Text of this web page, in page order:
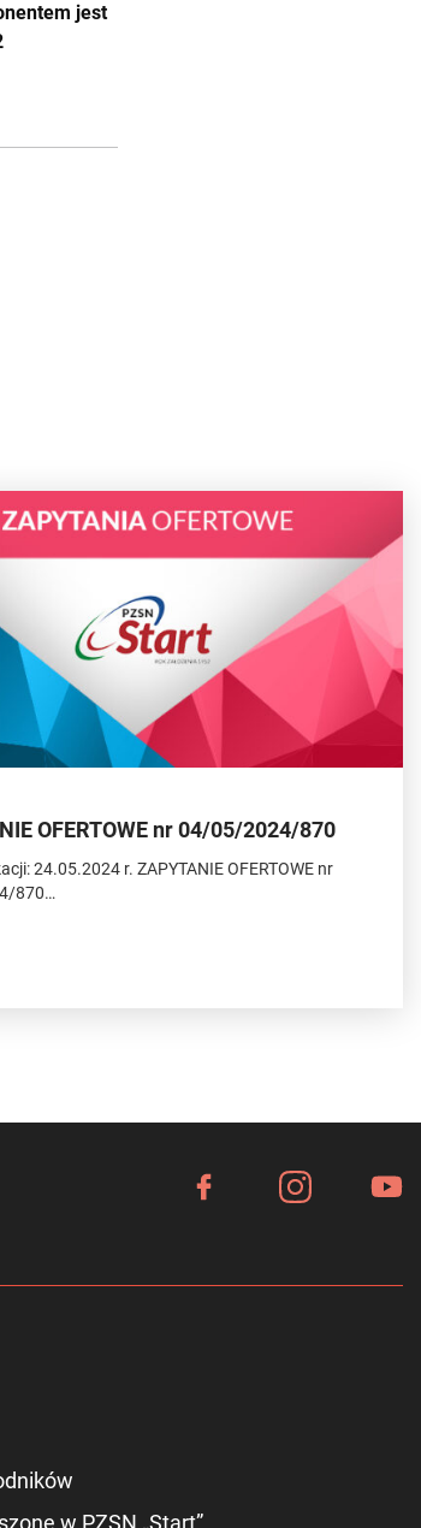
jest
OFERTOWE nr 04/05/2024/870
24.05.2024 r. ZAPYTANIE OFERTOWE nr
870…
w PZSN „Start”